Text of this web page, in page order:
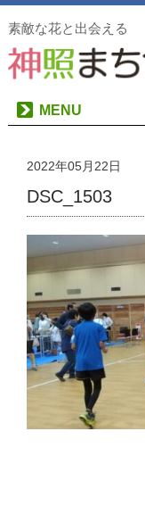
素敵な花と出会える
MENU
2022年05月22日
DSC_1503